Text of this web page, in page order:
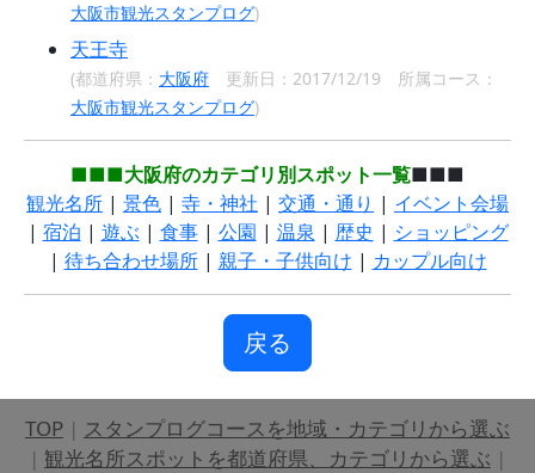
大阪市観光スタンプログ)
天王寺
(都道府県： 大阪府 更新日：2017/12/19 所属コース：
大阪市観光スタンプログ)
■■■大阪府のカテゴリ別スポット一覧■■■
観光名所 | 景色 | 寺・神社 | 交通・通り | イベント会場
| 宿泊 | 遊ぶ| 食事| 公園 | 温泉 | 歴史 | ショッピング
| 待ち合わせ場所| 親子・子供向け | カップル向け
戻る
TOP | スタンプログコースを地域・カテゴリから選ぶ
| 観光名所スポットを都道府県、カテゴリから選ぶ |